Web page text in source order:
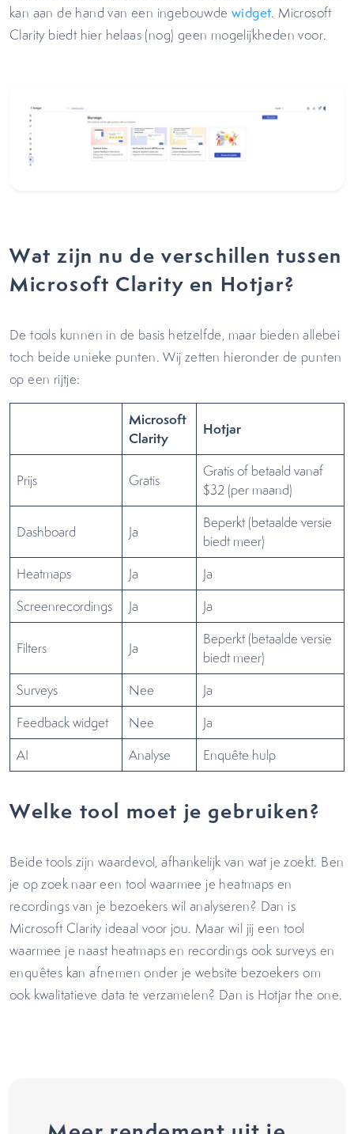
kan aan de hand van een ingebouwde widget. Microsoft
Clarity biedt hier helaas (nog) geen mogelijkheden voor.
Wat zijn nu de verschillen tussen
Microsoft Clarity en Hotjar?
De tools kunnen in de basis hetzelfde, maar bieden allebei
toch beide unieke punten. Wij zetten hieronder de punten
op een rijtje:
Microsoft
Clarity
Hotjar
Prijs Gratis
Gratis of betaald vanaf
$32 (per maand)
Dashboard Ja
Beperkt (betaalde versie
biedt meer)
Heatmaps
Ja
Ja
Screenrecordings
Ja Ja
Filters Ja
Beperkt (betaalde versie
biedt meer)
Surveys
Nee
Ja
Feedback widget
Nee
Ja
AI
Analyse Enquête hulp
Welke tool moet je gebruiken?
Beide tools zijn waardevol, afhankelijk van wat je zoekt. Ben
je op zoek naar een tool waarmee je heatmaps en
recordings van je bezoekers wil analyseren? Dan is
Microsoft Clarity ideaal voor jou. Maar wil jij een tool
waarmee je naast heatmaps en recordings ook surveys en
enquêtes kan afnemen onder je website bezoekers om
ook kwalitatieve data te verzamelen? Dan is Hotjar the one.